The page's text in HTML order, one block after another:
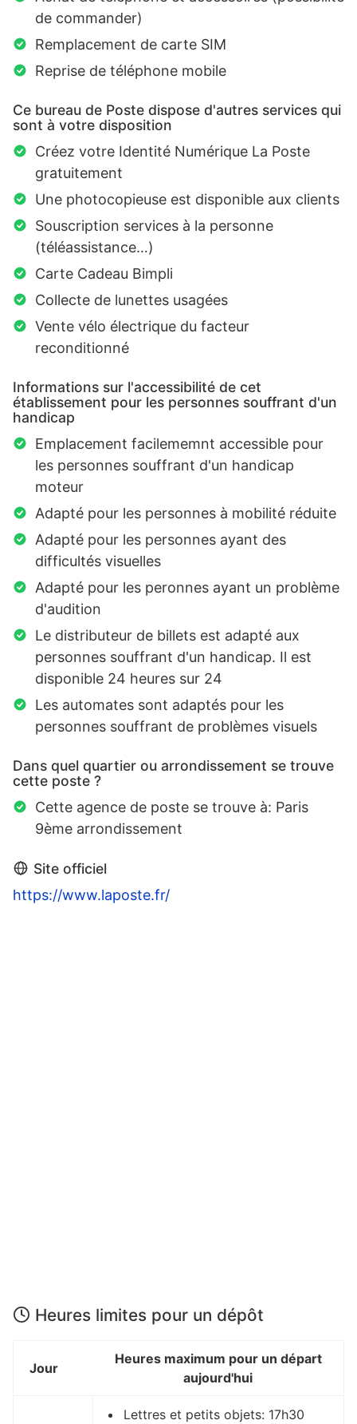
de commander)
Remplacement de carte SIM
Reprise de téléphone mobile
Ce bureau de Poste dispose d'autres services qui
sont à votre disposition
Créez votre Identité Numérique La Poste
gratuitement
Une photocopieuse est disponible aux clients
Souscription services à la personne
(téléassistance…)
Carte Cadeau Bimpli
Collecte de lunettes usagées
Vente vélo électrique du facteur
reconditionné
Informations sur l'accessibilité de cet
établissement pour les personnes souffrant d'un
handicap
Emplacement facilememnt accessible pour
les personnes souffrant d'un handicap
moteur
Adapté pour les personnes à mobilité réduite
Adapté pour les personnes ayant des
difficultés visuelles
Adapté pour les peronnes ayant un problème
d'audition
Le distributeur de billets est adapté aux
personnes souffrant d'un handicap. Il est
disponible 24 heures sur 24
Les automates sont adaptés pour les
personnes souffrant de problèmes visuels
Dans quel quartier ou arrondissement se trouve
cette poste ?
Cette agence de poste se trouve à: Paris
9ème arrondissement
Site officiel
https://www.laposte.fr/
Heures limites pour un dépôt
Jour
Heures maximum pour un départ
aujourd'hui
Lettres et petits objets: 17h30